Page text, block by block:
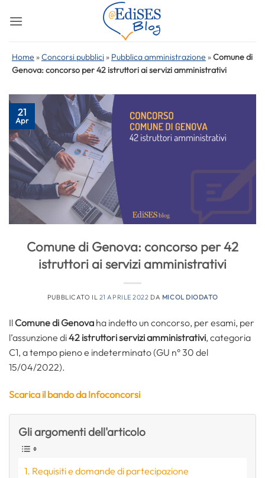
Home »Concorsi pubblici » Pubblica amministrazione »Comune di
Genova: concorso per 42 istruttori ai servizi amministrativi
21
Apr
Comune di Genova: concorso per 42
istruttori ai servizi amministrativi
PUBBLICATO IL 21 APRILE 2022 DA MICOL DIODATO
Il Comune di Genova ha indetto un concorso, per esami, per
l’assunzione di42 istruttori servizi amministrativi, categoria
C1, a tempo pieno e indeterminato (GU n° 30 del
15/04/2022).
Scarica il bando da Infoconcorsi
Gli argomenti dell'articolo
Requisiti e domande di partecipazione